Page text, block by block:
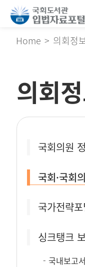
Home 의회정
의회
국회의원
국회·국회
국가전략포
싱크탱크
국내보고서